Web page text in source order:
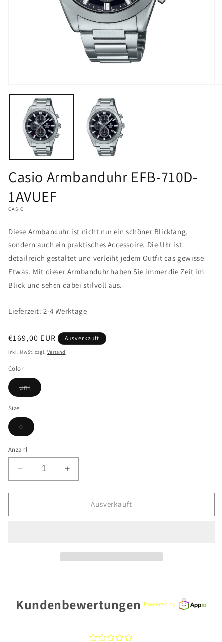
1
öffnen
Casio Armbanduhr EFB-710D-
1AVUEF
CASIO
Diese Armbanduhr ist nicht nur ein schöner Blickfang,
sondern auch ein praktisches Accessoire. Die Uhr ist
detailreich gestaltet und verleiht jedem Outfit das gewisse
Etwas. Mit dieser Armbanduhr haben Sie immer die Zeit im
Blick und sehen dabei stilvoll aus.
Lieferzeit: 2-4 Werktage
Normaler
Preis
€169,00 EUR Ausverkauft
inkl. MwSt. zzgl. Versand
Color
uniVariante
ausverkauft
Size
0Variante
ausverkauft
nicht
verfügbar
Anzahl
Verringere
die
Menge
Casio
Erhöhe
die
Menge
Casio
Ausverkauft
Kundenbewertungen Powered by
¤¤¤¤¤